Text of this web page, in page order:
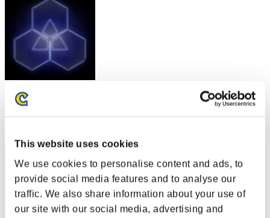
This website uses cookies
We use cookies to personalise content and ads, to
provide social media features and to analyse our
traffic. We also share information about your use of
our site with our social media, advertising and
スコア: -
RANK